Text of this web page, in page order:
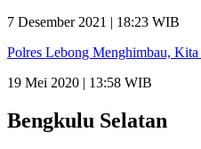
7 Desember 2021 | 18:23 WIB
Polres Lebong Menghimbau,
19 Mei 2020 | 13:58 WIB
Bengkulu Selatan